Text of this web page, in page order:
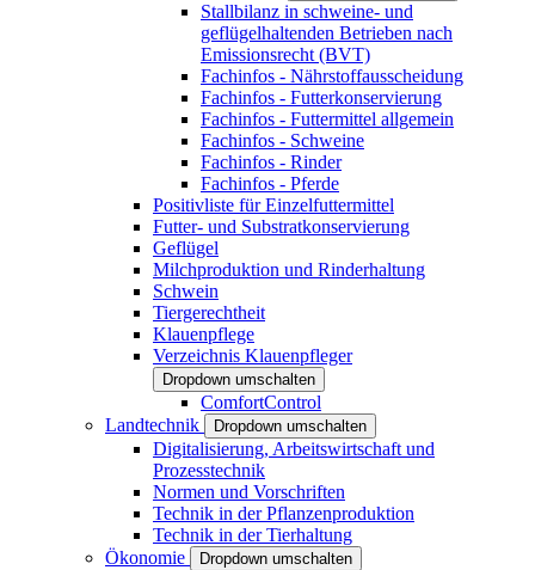
Stallbilanz in schweine- und
geflügelhaltenden Betrieben nach
Emissionsrecht (BVT)
Fachinfos - Nährstoffausscheidung
Fachinfos - Futterkonservierung
Fachinfos - Futtermittel allgemein
Fachinfos - Schweine
Fachinfos - Rinder
Fachinfos - Pferde
Positivliste für Einzelfuttermittel
Futter- und Substratkonservierung
Geflügel
Milchproduktion und Rinderhaltung
Schwein
Tiergerechtheit
Klauenpflege
Verzeichnis Klauenpfleger
Dropdown umschalten
ComfortControl
Landtechnik
Dropdown umschalten
Digitalisierung, Arbeitswirtschaft und
Prozesstechnik
Normen und Vorschriften
Technik in der Pflanzenproduktion
Technik in der Tierhaltung
Ökonomie
Dropdown umschalten